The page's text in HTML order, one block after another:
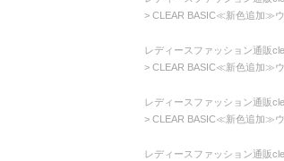
CLEAR BASIC≪新色追加≫
レディースファッション通販
CLEAR BASIC≪新色追加≫
レディースファッション通販
CLEAR BASIC≪新色追加≫
レディースファッション通販